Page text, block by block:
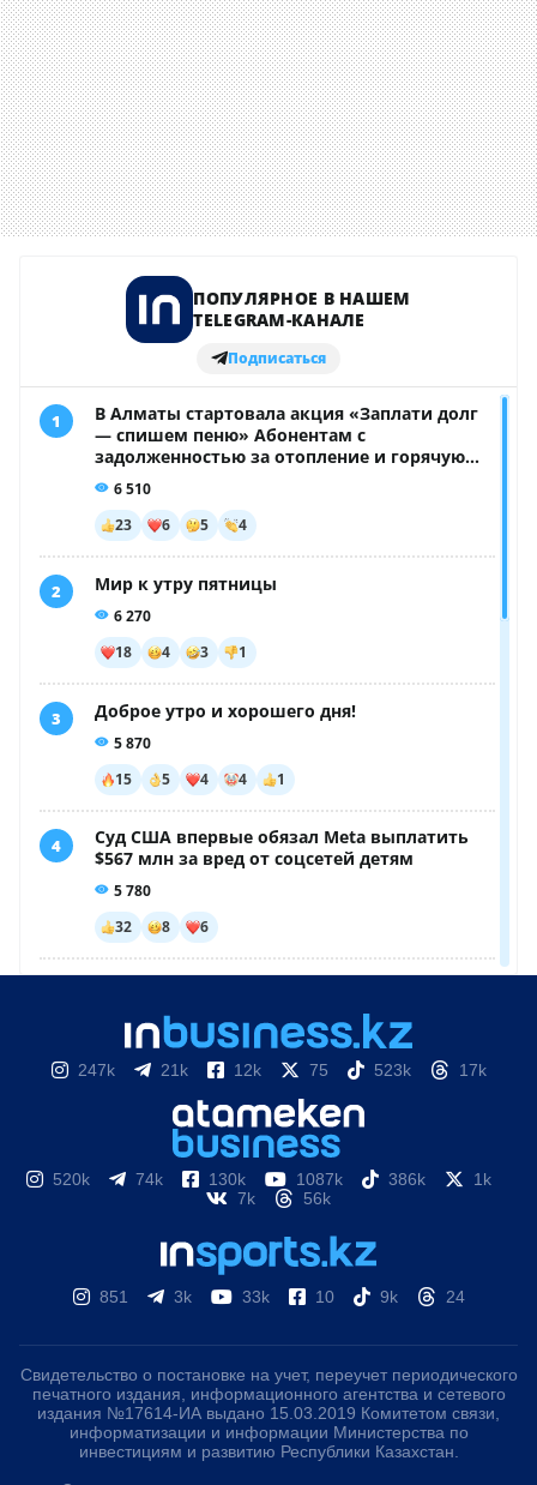
247k 21k 12k 75 523k 17k
520k 74k 130k 1087k 386k
1k
7k
56k
851 3k 33k 10 9k 24
Свидетельство о постановке на учет, переучет периодического
печатного издания, информационного агентства и сетевого
издания №17614-ИА выдано 15.03.2019 Комитетом связи,
информатизации и информации Министерства по
инвестициям и развитию Республики Казахстан.